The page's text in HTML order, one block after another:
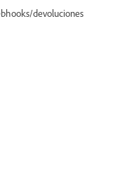
devoluciones